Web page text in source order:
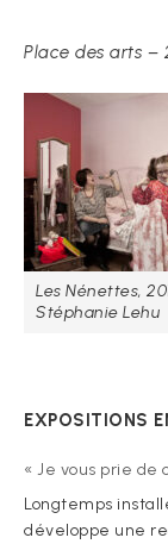
Place des arts –
Les Nénettes,
Stéphanie Lehu
EXPOSITIONS
« Je vous prie de
Longtemps
développe une